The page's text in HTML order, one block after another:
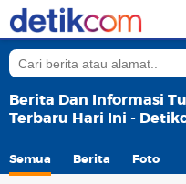
Berita Dan Informasi
Terbaru Hari Ini -
Semua Berita Foto